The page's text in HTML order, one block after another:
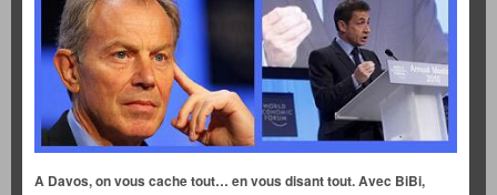
A Davos, on vous cache tout… en vous disant tout. Avec BiBi,